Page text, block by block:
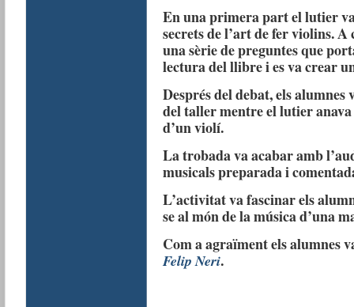
En una primera part el lutier
secrets de l’art de fer violins.
una sèrie de preguntes que
lectura del llibre i es va crear
Després del debat, els
del taller mentre el lutier
d’un violí.
La trobada va acabar amb
musicals preparada i
L’activitat va fascinar els
se al món de la música d’una
Com a agraïment els alumnes
Felip Neri.